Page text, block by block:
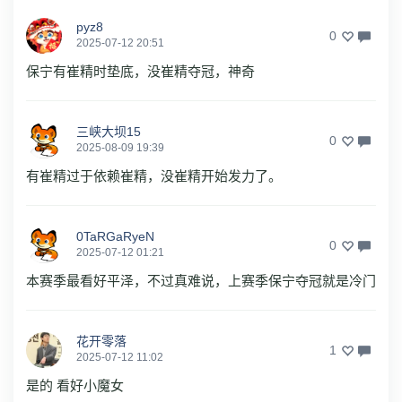
pyz8
2025-07-12 20:51 0
保宁有崔精时垫底，没崔精夺冠，神奇
三峡大坝15
2025-08-09 19:39 0
有崔精过于依赖崔精，没崔精开始发力了。
0TaRGaRyeN
2025-07-12 01:21 0
本赛季最看好平泽，不过真难说，上赛季保宁夺冠就是冷门
花开零落
2025-07-12 11:02 1
是的 看好小魔女